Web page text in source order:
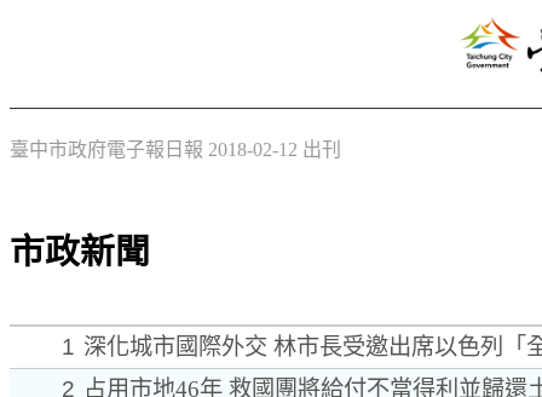
臺中市政府電子報日報 2018-02-12 出刊
市政新聞
1 深化城市國際外交 林市長受邀出席以色列「
2 占用市地46年 救國團將給付不當得利並歸還